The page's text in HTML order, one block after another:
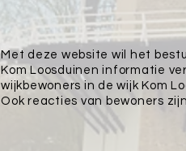
Met deze website wil het
Kom Loosduinen informatie
wijkbewoners in de wijk Kom
Ook reacties van bewoners